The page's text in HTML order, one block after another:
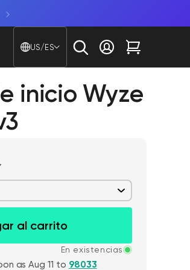
País/región - Idioma
US/ES
Iniciar sesión
Carrito
inicio Wyze
al carrito
En existencias
as Aug 11 to 98033